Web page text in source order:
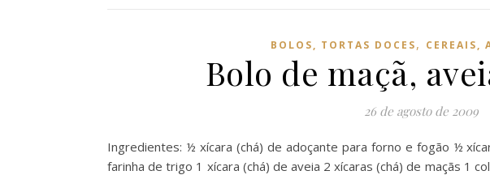
BOLOS, TORTAS DOCES, CEREAIS,
Bolo de maçã,
26 de agosto de 2009
Ingredientes: ½ xícara (chá) de adoçante para forno e fogão ½
farinha de trigo 1 xícara (chá) de aveia 2 xícaras (chá) de maçãs 1